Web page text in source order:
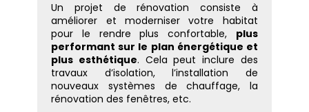
Un projet de rénovation consiste à
améliorer et moderniser votre habitat
pour le rendre plus confortable, plus
performant sur le plan énergétique et
plus esthétique. Cela peut inclure des
travaux d’isolation, l’installation de
nouveaux systèmes de chauffage, la
rénovation des fenêtres, etc.